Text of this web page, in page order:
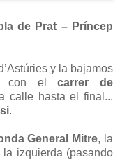
de Prat – Príncep
y la bajamos
con elcarrer de
calle hasta el final...
.
General Mitre, la
izquierda (pasando